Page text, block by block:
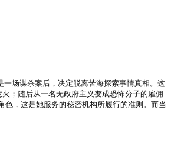
场谋杀案后，决定脱离苦海探索事情真相。这
；随后从一名无政府主义变成恐怖分子的雇佣
色，这是她服务的秘密机构所履行的准则。而当